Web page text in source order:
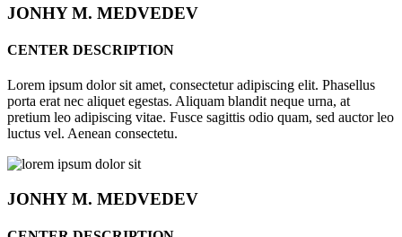
JONHYM. MEDVEDEV
CENTER DESCRIPTION
Lorem ipsum dolor sit amet, consectetur adipiscing elit. Phasellus
porta erat nec aliquet egestas. Aliquam blandit neque urna, at
pretium leo adipiscing vitae. Fusce sagittis odio quam, sed auctor leo
luctus vel. Aenean consectetu.
JONHYM. MEDVEDEV